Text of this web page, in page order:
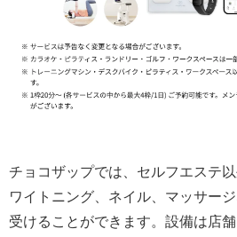
チョコザップでは、セルフエステ
ワイトニング、ネイル、マッサー
受けることができます。設備は店